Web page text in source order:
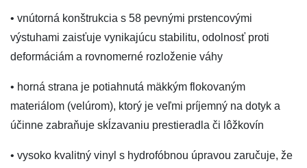
• vnútorná konštrukcia s 58 pevnými prstencovými
výstuhami zaisťuje vynikajúcu stabilitu, odolnosť proti
deformáciám a rovnomerné rozloženie váhy
• horná strana je potiahnutá mäkkým flokovaným
materiálom (velúrom), ktorý je veľmi príjemný na dotyk a
účinne zabraňuje skĺzavaniu prestieradla či lôžkovín
• vysoko kvalitný vinyl s hydrofóbnou úpravou zaručuje, že